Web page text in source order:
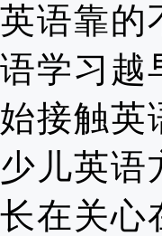
英语靠的
语学习越
始接触英
少儿英语
长在关心